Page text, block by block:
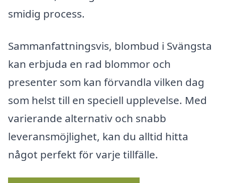
smidig process.
Sammanfattningsvis, blombud i Svängsta
kan erbjuda en rad blommor och
presenter som kan förvandla vilken dag
som helst till en speciell upplevelse. Med
varierande alternativ och snabb
leveransmöjlighet, kan du alltid hitta
något perfekt för varje tillfälle.